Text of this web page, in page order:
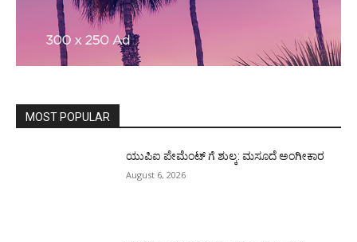
MOST POPULAR
ಯುಪಿಐ ಪೇಮೆಂಟ್ ಗೆ ಶುಲ್ಕ: ಮಸೂದೆ ಅಂಗೀಕಾರ
August 6, 2026